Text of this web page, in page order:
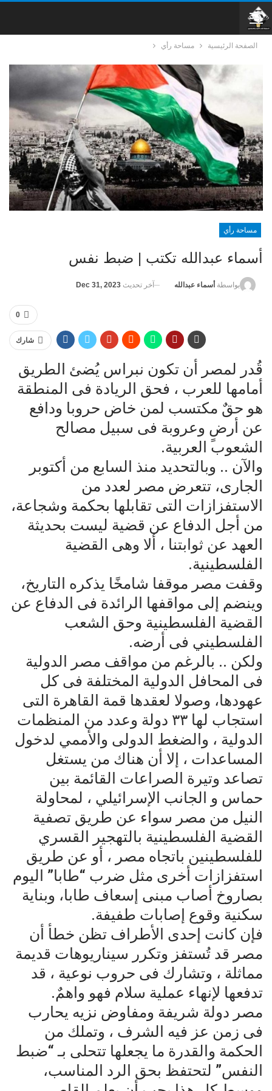
الصفحة الرئيسية مساحة رأي
مساحة رأي
أسماء عبدالله تكتب | ضبط نفس
بواسطة أسماء عبدالله آخر تحديث Dec 31, 2023
0
شارك
قُدر لمصر أن تكون نبراس يُضئ الطريق
أمامها للعرب ، فحق الريادة فى المنطقة
هو حقٌ مكتسب لمن خاض حروبا ودافع
عن أرضٍ وعروبة فى سبيل مصالح
الشعوب العربية.
والآن .. وبالتحديد منذ السابع من أكتوبر
الجارى، تتعرض مصر لعدد من
الاستفزازات التى تقابلها بحكمة وشجاعة،
من أجل الدفاع عن قضية ليست بحديثة
العهد عن ثوابتنا ، ألا وهى القضية
الفلسطينية.
وقفت مصر موقفا شامخًا يذكره التاريخ،
وينضم إلى مواقفها الرائدة فى الدفاع عن
القضية الفلسطينية وحق الشعب
الفلسطيني فى أرضه.
ولكن .. بالرغم من مواقف مصر الدولية
فى المحافل الدولية المختلفة فى كل
عهودها، وصولا لعقدها قمة القاهرة التى
استجاب لها ٣٣ دولة وعدد من المنظمات
الدولية ، والضغط الدولى والأممي لدخول
المساعدات ، إلا أن هناك من يستغل
تصاعد وتيرة الصراعات القائمة بين
حماس و الجانب الإسرائيلي ، لمحاولة
النيل من مصر سواء عن طريق تصفية
القضية الفلسطينية بالتهجير القسري
للفلسطينين باتجاه مصر ، أو عن طريق
استفزازات أخرى مثل ضرب “طابا” اليوم
بصاروخ أصاب مبنى إسعاف طابا، وبناية
سكنية وقوع إصابات طفيفة.
فإن كانت إحدى الأطراف تظن خطأ أن
مصر قد تُستفز وتكرر سيناريوهات قديمة
مماثلة ، وتشارك فى حروب نوعية ، قد
تدفعها لإنهاء عملية سلام فهو واهمٌ.
مصر دولة شريفة ومفاوض نزيه يحارب
فى زمن عز فيه الشرف ، وتملك من
الحكمة والقدرة ما يجعلها تتحلى بـ “ضبط
النفس” لتحتفظ بحق الرد المناسب،